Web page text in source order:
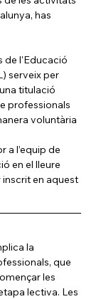
has
de l'Educació
serveix per
titulació
professionals
voluntària
a l’equip de
en el lleure
inscrit en aquest
la
que
les
lectiva. Les